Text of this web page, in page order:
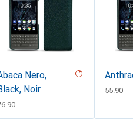
Nero,
Noir
CHF
55.90